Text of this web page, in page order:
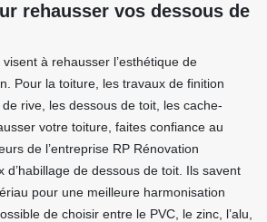
rehausser vos dessous de
à rehausser l’esthétique de
Pour la toiture, les travaux de finition
rive, les dessous de toit, les cache-
votre toiture, faites confiance au
de l’entreprise RP Rénovation
d’habillage de dessous de toit. Ils savent
pour une meilleure harmonisation
de choisir entre le PVC, le zinc, l’alu,